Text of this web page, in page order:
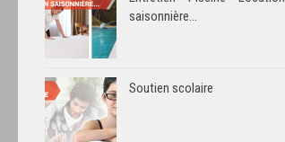
saisonnière…
Soutien scolaire